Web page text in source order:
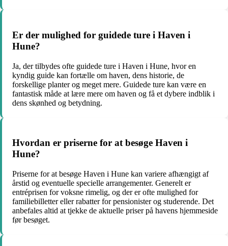
Er der mulighed for guidede ture i Haven i
Hune?
Ja, der tilbydes ofte guidede ture i Haven i Hune, hvor en
kyndig guide kan fortælle om haven, dens historie, de
forskellige planter og meget mere. Guidede ture kan være en
fantastisk måde at lære mere om haven og få et dybere indblik i
dens skønhed og betydning.
Hvordan er priserne for at besøge Haven i
Hune?
Priserne for at besøge Haven i Hune kan variere afhængigt af
årstid og eventuelle specielle arrangementer. Generelt er
entréprisen for voksne rimelig, og der er ofte mulighed for
familiebilletter eller rabatter for pensionister og studerende. Det
anbefales altid at tjekke de aktuelle priser på havens hjemmeside
før besøget.